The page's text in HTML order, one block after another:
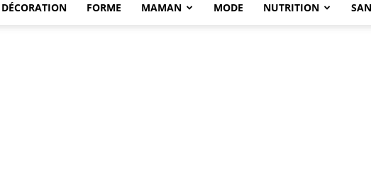
DÉCORATION FORME MAMAN MODE NUTRITION